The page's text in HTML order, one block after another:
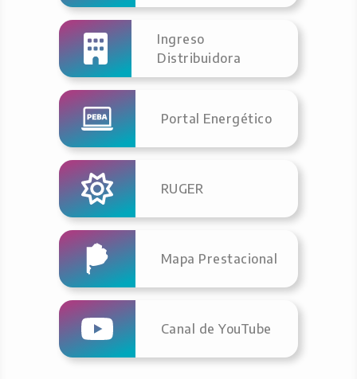
Ingreso
Distribuidora
Portal Energético
RUGER
Mapa Prestacional
Canal de YouTube